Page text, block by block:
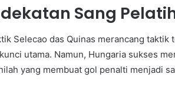
Sang
Selecao das Quinas merancang
utama. Namun, Hungaria sukses
yang membuat gol penalti menjadi